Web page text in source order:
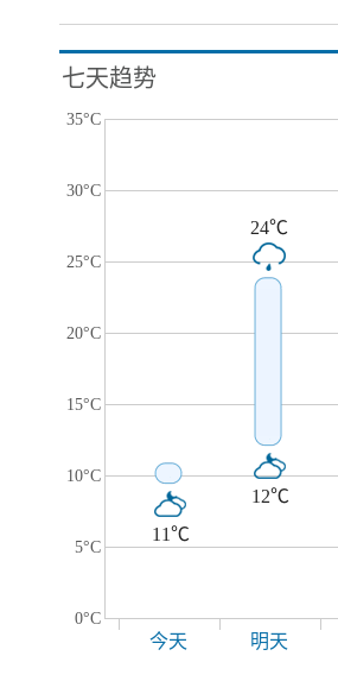
七天趋势
35°C
30°C
25°C
20°C
15°C
10°C
5°C
0°C
11℃
24℃
12℃
今天 明天